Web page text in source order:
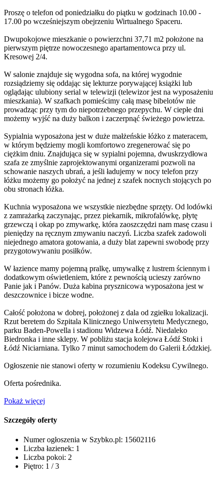
Proszę o telefon od poniedziałku do piątku w godzinach 10.00 -
17.00 po wcześniejszym obejrzeniu Wirtualnego Spaceru.
Dwupokojowe mieszkanie o powierzchni 37,71 m2 położone na
pierwszym piętrze nowoczesnego apartamentowca przy ul.
Kresowej 2/4.
W salonie znajduje się wygodna sofa, na której wygodnie
rozsiądziemy się oddając się lekturze porywającej książki lub
oglądając ulubiony serial w telewizji (telewizor jest na wyposażeniu
mieszkania). W szafkach pomieścimy całą masę bibelotów nie
prowadząc przy tym do niepotrzebnego przepychu. W ciepłe dni
możemy wyjść na duży balkon i zaczerpnąć świeżego powietrza.
Sypialnia wyposażona jest w duże małżeńskie łóżko z materacem,
w którym będziemy mogli komfortowo zregenerować się po
ciężkim dniu. Znajdująca się w sypialni pojemna, dwuskrzydłowa
szafa ze zmyślnie zaprojektowanymi organizerami pozwoli na
schowanie naszych ubrań, a jeśli ładujemy w nocy telefon przy
łóżku możemy go położyć na jednej z szafek nocnych stojących po
obu stronach łóżka.
Kuchnia wyposażona we wszystkie niezbędne sprzęty. Od lodówki
z zamrażarką zaczynając, przez piekarnik, mikrofalówkę, płytę
grzewczą i okap po zmywarkę, która zaoszczędzi nam masę czasu i
pieniędzy na ręcznym zmywaniu naczyń. Liczba szafek zadowoli
niejednego amatora gotowania, a duży blat zapewni swobodę przy
przygotowywaniu posiłków.
W łazience mamy pojemną pralkę, umywalkę z lustrem ściennym i
dodatkowym oświetleniem, które z pewnością ucieszy zarówno
Panie jak i Panów. Duża kabina prysznicowa wyposażona jest w
deszczownice i bicze wodne.
Całość położona w dobrej, położonej z dala od zgiełku lokalizacji.
Rzut beretem do Szpitala Klinicznego Uniwersytetu Medycznego,
parku Baden-Powella i stadionu Widzewa Łódź. Niedaleko
Biedronka i inne sklepy. W pobliżu stacja kolejowa Łódź Stoki i
Łódź Niciarniana. Tylko 7 minut samochodem do Galerii Łódzkiej.
Ogłoszenie nie stanowi oferty w rozumieniu Kodeksu Cywilnego.
Oferta pośrednika.
Pokaż więcej
Szczegóły oferty
Numer ogłoszenia w Szybko.pl: 15602116
Liczba łazienek: 1
Liczba pokoi: 2
Piętro: 1 / 3